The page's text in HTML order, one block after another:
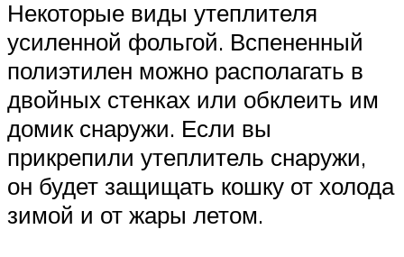
Некоторые виды утеплителя
усиленной фольгой. Вспененный
полиэтилен можно располагать в
двойных стенках или обклеить им
домик снаружи. Если вы
прикрепили утеплитель снаружи,
он будет защищать кошку от холода
зимой и от жары летом.